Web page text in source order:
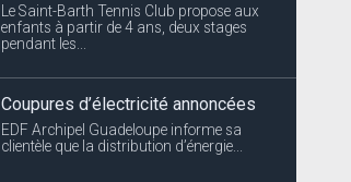
Le Saint-Barth Tennis Club propose aux
enfants à partir de 4 ans, deux stages
pendant les...
Coupures d’électricité annoncées
EDF Archipel Guadeloupe informe sa
clientèle que la distribution d’énergie...